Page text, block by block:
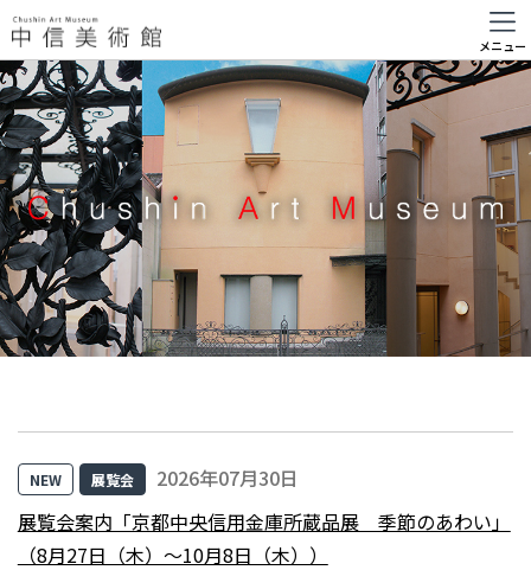
メニュー
NEW 展覧会
2026年07月30日
展覧会案内「京都中央信用金庫所蔵品展 季節のあわい」
（8月27日（木）～10月8日（木））